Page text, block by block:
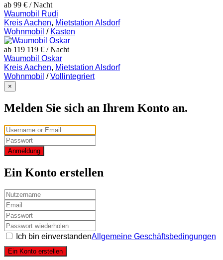
ab 99 € / Nacht
Waumobil Rudi
Kreis Aachen, Mietstation Alsdorf
Wohnmobil / Kasten
ab 119 119 € / Nacht
Waumobil Oskar
Kreis Aachen, Mietstation Alsdorf
Wohnmobil /Vollintegriert
×
Melden Sie sich an Ihrem Konto an.
Anmeldung
Ein Konto erstellen
Ich bin einverstandenAllgemeine Geschäftsbedingungen
Ein Konto erstellen